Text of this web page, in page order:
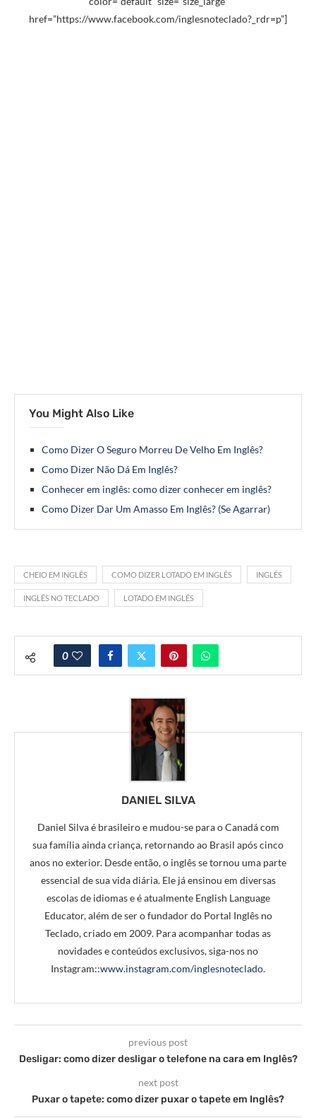
href=”https://www.facebook.com/inglesnoteclado?_rdr=p”]
You Might Also Like
Como Dizer O Seguro Morreu De Velho Em Inglês?
Como Dizer Não Dá Em Inglês?
Conhecer em inglês: como dizer conhecer em inglês?
Como Dizer Dar Um Amasso Em Inglês? (Se Agarrar)
CHEIO EM INGLÊS COMO DIZER LOTADO EM INGLÊS INGLÊS
INGLÊS NO TECLADO LOTADO EM INGLÊS
0
DANIEL SILVA
Daniel Silva é brasileiro e mudou-se para o Canadá com
sua família ainda criança, retornando ao Brasil após cinco
anos no exterior. Desde então, o inglês se tornou uma parte
essencial de sua vida diária. Ele já ensinou em diversas
escolas de idiomas e é atualmente English Language
Educator, além de ser o fundador do Portal Inglês no
Teclado, criado em 2009. Para acompanhar todas as
novidades e conteúdos exclusivos, siga-nos no
Instagram::www.instagram.com/inglesnoteclado.
previous post
Desligar: como dizer desligar o telefone na cara em Inglês?
next post
Puxar o tapete: como dizer puxar o tapete em Inglês?